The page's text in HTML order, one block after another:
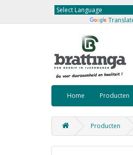
Home Producten
Producten